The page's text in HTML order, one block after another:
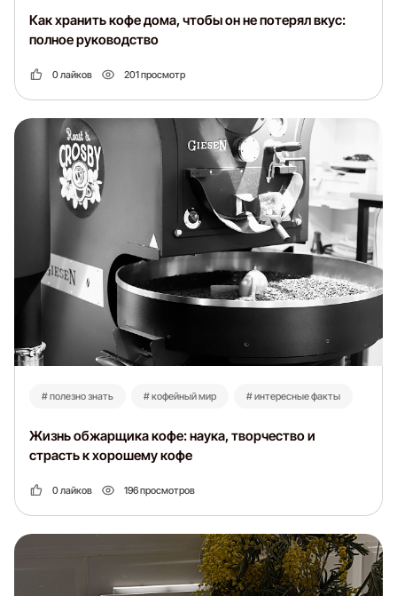
Как хранить кофе дома, чтобы он не потерял вкус:
полное руководство
0 лайков 201 просмотр
# полезно знать # кофейный мир # интересные факты
Жизнь обжарщика кофе: наука, творчество и
страсть к хорошему кофе
0 лайков 196 просмотров